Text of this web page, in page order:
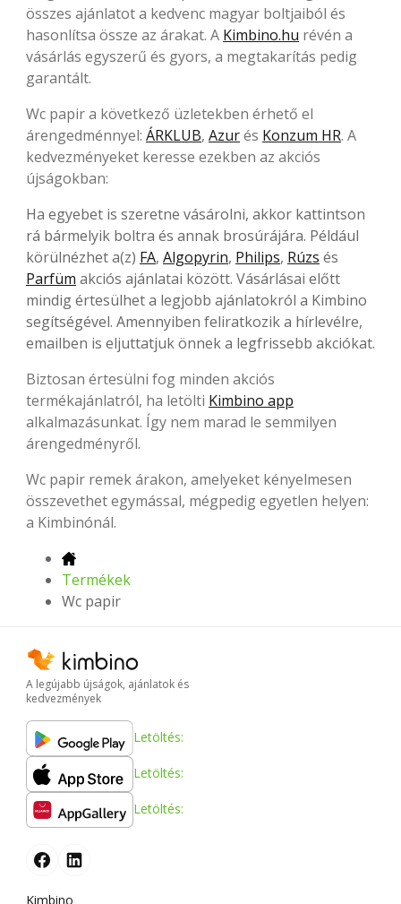
összes ajánlatot a kedvenc magyar boltjaiból és
hasonlítsa össze az árakat. A Kimbino.hu révén a
vásárlás egyszerű és gyors, a megtakarítás pedig
garantált.
Wc papir a következő üzletekben érhető el
árengedménnyel: ÁRKLUB, Azurés Konzum HR. A
kedvezményeket keresse ezekben az akciós
újságokban:
Ha egyebet is szeretne vásárolni, akkor kattintson
rá bármelyik boltra és annak brosúrájára. Például
körülnézhet a(z) FA, Algopyrin, Philips, Rúzs és
Parfüm akciós ajánlatai között. Vásárlásai előtt
mindig értesülhet a legjobb ajánlatokról a Kimbino
segítségével. Amennyiben feliratkozik a hírlevélre,
emailben is eljuttatjuk önnek a legfrissebb akciókat.
Biztosan értesülni fog minden akciós
termékajánlatról, ha letölti Kimbino app
alkalmazásunkat. Így nem marad le semmilyen
árengedményről.
Wc papir remek árakon, amelyeket kényelmesen
összevethet egymással, mégpedig egyetlen helyen:
a Kimbinónál.
Termékek
Wc papir
A legújabb újságok, ajánlatok és
kedvezmények
Letöltés:
Letöltés:
Letöltés:
Kimbino